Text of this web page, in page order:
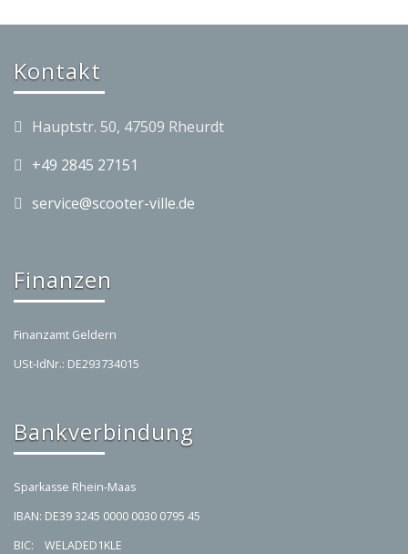
Kontakt
Hauptstr. 50, 47509 Rheurdt
+49 2845 27151
service@scooter-ville.de
Finanzen
Finanzamt Geldern
USt-IdNr.: DE293734015
Bankverbindung
Sparkasse Rhein-Maas
IBAN: DE39 3245 0000 0030 0795 45
BIC: WELADED1KLE